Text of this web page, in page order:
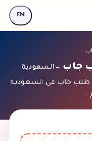
EN
جاب — السعودية
جاب في السعودية